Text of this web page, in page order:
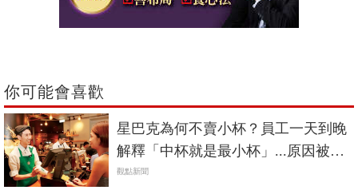
你可能會喜歡
星巴克為何不賣小杯？員工一天到晚
解釋「中杯就是最小杯」...原因被罵
翻
觀點新聞